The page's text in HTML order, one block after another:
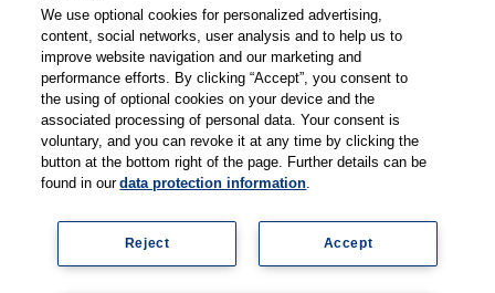
关注微博
关注微信
有关Thieme图书翻译及版权业务，请联系：rights@thieme.de
| Thieme-Connect |
© Copyright 2025, 德国蒂墨出版集团（Thieme Publishers）版权
We use optional cookies for personalized advertising,
content, social networks, user analysis and to help us to
improve website navigation and our marketing and
performance efforts. By clicking “Accept”, you consent to
the using of optional cookies on your device and the
associated processing of personal data. Your consent is
voluntary, and you can revoke it at any time by clicking the
button at the bottom right of the page. Further details can be
found in ourdata protection information.
Accept
Reject